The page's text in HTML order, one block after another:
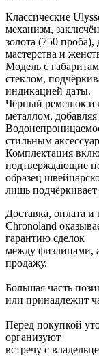
Классические
механизм,
золота (750 проба),
мастерства и
Модель с
стеклом,
индикацией даты.
Чёрный ремешок из
металлом,
стильным
Комплектация
подтверждающие
образец
лишь подчёркивает
Доставка, оплата и
Chronoland
гарантию сделок
между физлицами,
продажу.
Большая часть
или принадлежит
Перед покупкой
организуют
встречу с